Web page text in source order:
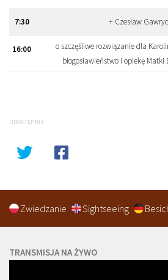
7:30 + Czesław
16:00
o szczęśliwe rozwiązanie dla
błogosławieństwo i opiekę Matki
UDOSTĘPNIJ
Zwiedzanie Sightseeing
TRANSMISJA NA ŻYWO